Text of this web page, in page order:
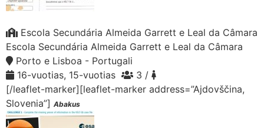
Escola Secundária Almeida Garrett e Leal da Câmara
Escola Secundária Almeida Garrett e Leal da Câmara
Porto e Lisboa - Portugali
16-vuotias, 15-vuotias
3 /
[/leaflet-marker][leaflet-marker address=”Ajdovščina,
Slovenia”] Abakus